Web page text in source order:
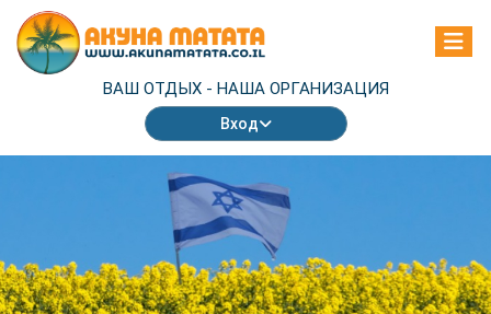
ВАШ ОТДЫХ - НАША ОРГАНИЗАЦИЯ
Вход